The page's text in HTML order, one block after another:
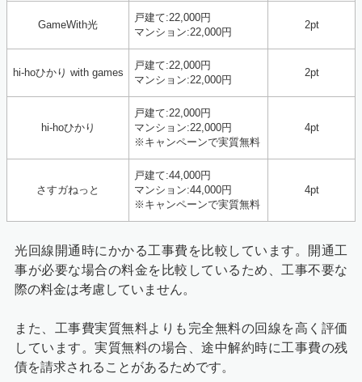
GameWith光
戸建て:22,000円
マンション:22,000円
2pt
hi-hoひかり with games
戸建て:22,000円
マンション:22,000円
2pt
hi-hoひかり
戸建て:22,000円
マンション:22,000円
※キャンペーンで実質無料
4pt
さすガねっと
戸建て:44,000円
マンション:44,000円
※キャンペーンで実質無料
4pt
光回線開通時にかかる工事費を比較しています。開通工
事が必要な場合の料金を比較しているため、工事不要な
際の料金は考慮していません。
また、工事費実質無料よりも完全無料の回線を高く評価
しています。実質無料の場合、途中解約時に工事費の残
債を請求されることがあるためです。